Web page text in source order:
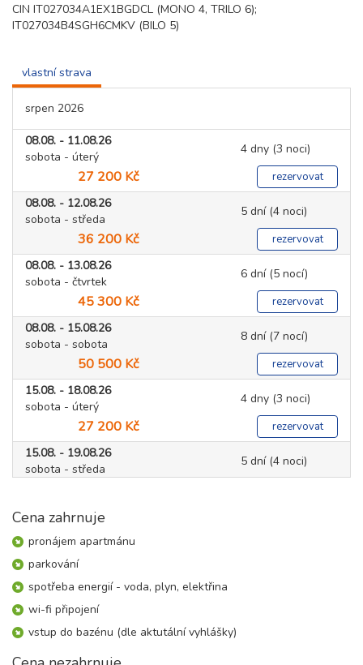
CIN IT027034A1EX1BGDCL (MONO 4, TRILO 6);
IT027034B4SGH6CMKV (BILO 5)
vlastní strava
srpen 2026
08.08. - 11.08.26
sobota - úterý
4 dny (3 noci)
27 200 Kč rezervovat
08.08. - 12.08.26
sobota - středa
5 dní (4 noci)
36 200 Kč rezervovat
08.08. - 13.08.26
sobota - čtvrtek
6 dní (5 nocí)
45 300 Kč rezervovat
08.08. - 15.08.26
sobota - sobota
8 dní (7 nocí)
50 500 Kč rezervovat
15.08. - 18.08.26
sobota - úterý
4 dny (3 noci)
27 200 Kč rezervovat
15.08. - 19.08.26
sobota - středa
5 dní (4 noci)
15.08. - 20.08.26
45 300 Kč
15.08. - 22.08.26
sobota - sobota
50 500 Kč
22.08. - 25.08.26
sobota - úterý
Cena zahrnuje
pronájem apartmánu
parkování
spotřeba energií - voda, plyn, elektřina
wi-fi připojení
vstup do bazénu (dle aktutální vyhlášky)